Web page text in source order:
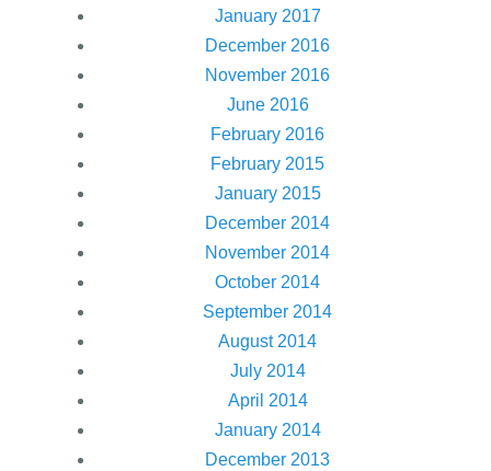
January 2017
December 2016
November 2016
June 2016
February 2016
February 2015
January 2015
December 2014
November 2014
October 2014
September 2014
August 2014
July 2014
April 2014
January 2014
December 2013